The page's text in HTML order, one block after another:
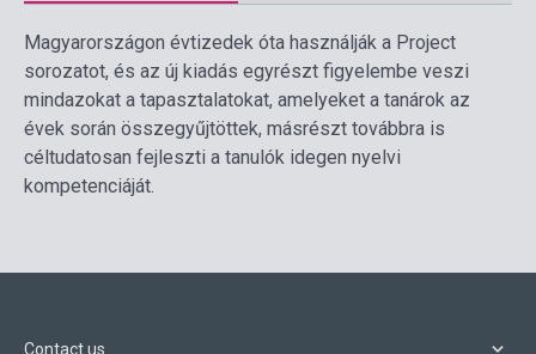
Magyarországon évtizedek óta használják a Project
sorozatot, és az új kiadás egyrészt figyelembe veszi
mindazokat a tapasztalatokat, amelyeket a tanárok az
évek során összegyűjtöttek, másrészt továbbra is
céltudatosan fejleszti a tanulók idegen nyelvi
kompetenciáját.
Contact us